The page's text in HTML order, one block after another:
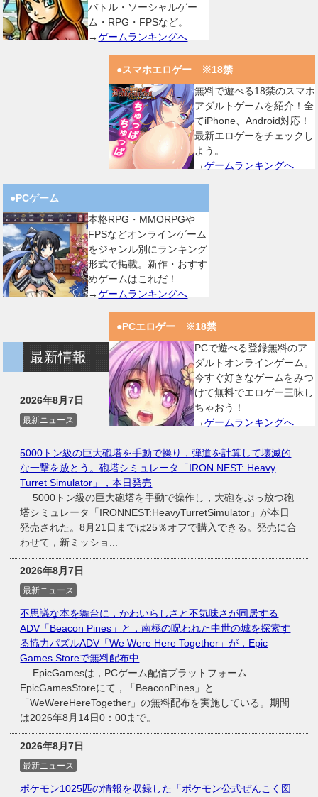
バトル・ソーシャルゲー
ム・RPG・FPSなど。
→ゲームランキングへ
●スマホエロゲー ※18禁
無料で遊べる18禁のスマホ
アダルトゲームを紹介！全
てiPhone、Android対応！
最新エロゲーをチェックし
よう。
→ゲームランキングへ
●PCゲーム
本格RPG・MMORPGや
FPSなどオンラインゲーム
をジャンル別にランキング
形式で掲載。新作・おすす
めゲームはこれだ！
→ゲームランキングへ
●PCエロゲー ※18禁
PCで遊べる登録無料のア
ダルトオンラインゲーム。
今すぐ好きなゲームをみつ
けて無料でエロゲー三昧し
ちゃおう！
→ゲームランキングへ
最新情報
2026年8月7日
最新ニュース
5000トン級の巨大砲塔を手動で操り，弾道を計算して壊滅的
な一撃を放とう。砲塔シミュレータ「IRON NEST: Heavy
Turret Simulator」，本日発売
5000トン級の巨大砲塔を手動で操作し，大砲をぶっ放つ砲
塔シミュレータ「IRONNEST:HeavyTurretSimulator」が本日
発売された。8月21日までは25％オフで購入できる。発売に合
わせて，新ミッショ...
2026年8月7日
最新ニュース
不思議な本を舞台に，かわいらしさと不気味さが同居する
ADV「Beacon Pines」と，南極の呪われた中世の城を探索す
る協力パズルADV「We Were Here Together」が，Epic
Games Storeで無料配布中
EpicGamesは，PCゲーム配信プラットフォーム
EpicGamesStoreにて，「BeaconPines」と
「WeWereHereTogether」の無料配布を実施している。期間
は2026年8月14日0：00まで。
2026年8月7日
最新ニュース
ポケモン1025匹の情報を収録した「ポケモン公式ぜんこく図